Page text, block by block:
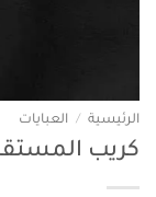
الرئيسية / العبايات
كريب